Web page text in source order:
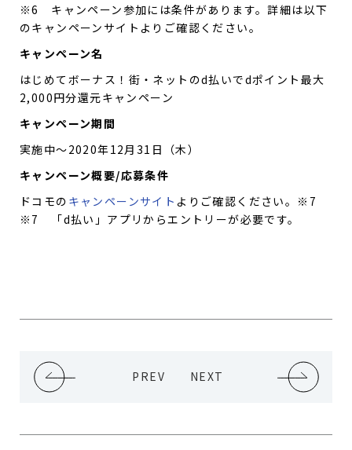
※6 キャンペーン参加には条件があります。詳細は以下
のキャンペーンサイトよりご確認ください。
キャンペーン名
はじめてボーナス！街・ネットのd払いでdポイント最大
2,000円分還元キャンペーン
キャンペーン期間
実施中～2020年12月31日（木）
キャンペーン概要/応募条件
ドコモの キャンペーンサイト よりご確認ください。※7
※7 「d払い」アプリからエントリーが必要です。
PREV NEXT